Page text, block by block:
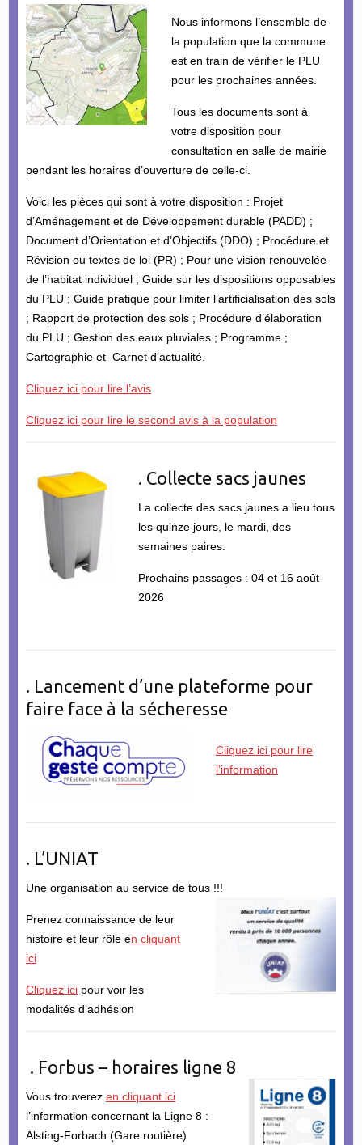
Nous informons l’ensemble de
la population que la commune
est en train de vérifier le PLU
pour les prochaines années.
Tous les documents sont à
votre disposition pour
consultation en salle de mairie
pendant les horaires d’ouverture de celle-ci.
Voici les pièces qui sont à votre disposition : Projet
d’Aménagement et de Développement durable (PADD) ;
Document d’Orientation et d’Objectifs (DDO) ; Procédure et
Révision ou textes de loi (PR) ; Pour une vision renouvelée
de l’habitat individuel ; Guide sur les dispositions opposables
du PLU ; Guide pratique pour limiter l’artificialisation des sols
; Rapport de protection des sols ; Procédure d’élaboration
du PLU ; Gestion des eaux pluviales ; Programme ;
Cartographie et Carnet d’actualité.
Cliquez ici pour lire l’avis
Cliquez ici pour lire le second avis à la population
. Collecte sacs jaunes
La collecte des sacs jaunes a lieu tous
les quinze jours, le mardi, des
semaines paires.
Prochains passages : 04 et 16 août
2026
. Lancement d’une plateforme pour
faire face à la sécheresse
Cliquez ici pour lire
l’information
. L’UNIAT
Une organisation au service de tous !!!
Prenez connaissance de leur
histoire et leur rôle en cliquant
ici
Cliquez icipour voir les
modalités d’adhésion
. Forbus – horaires ligne 8
Vous trouverez en cliquant ici
l’information concernant la Ligne 8 :
Alsting-Forbach (Gare routière)